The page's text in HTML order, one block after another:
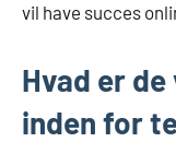
vil have succes
Hvad er
inden for